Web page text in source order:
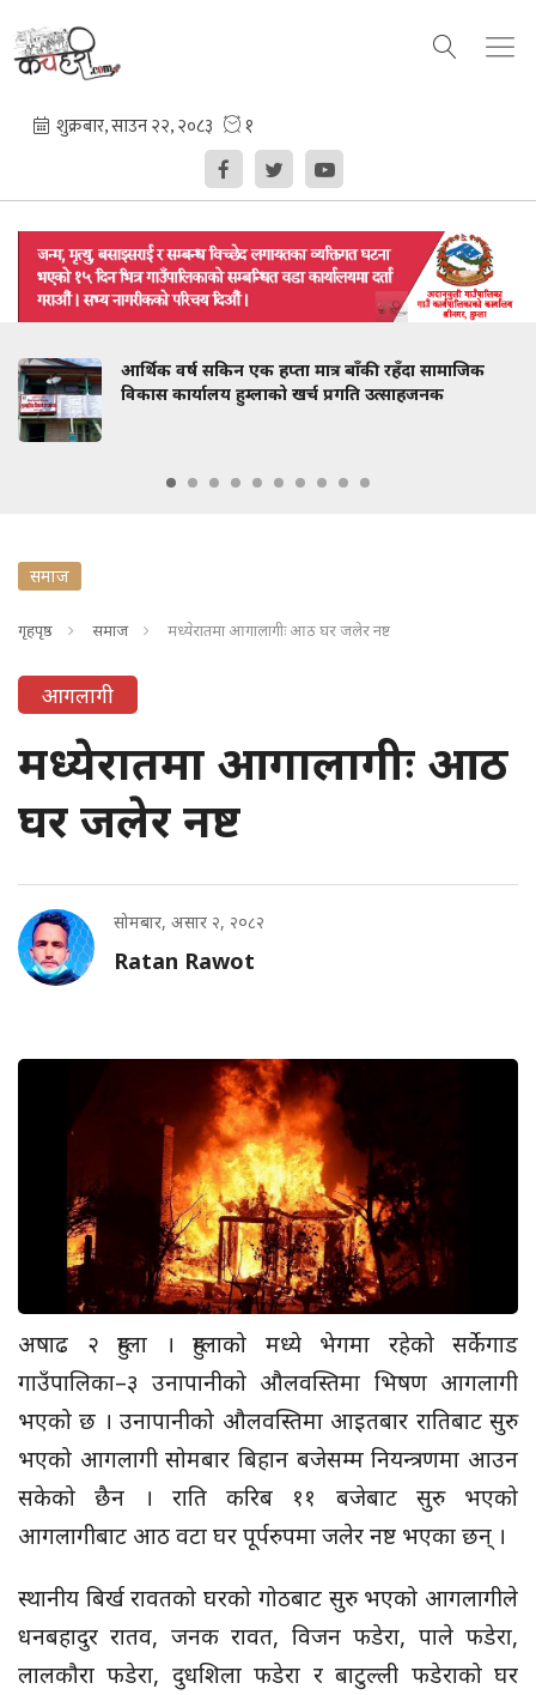
आर्थिक वर्ष सकिन एक हप्ता मात्र बाँकी रहँदा सामाजिक
विकास कार्यालय हुम्लाको खर्च प्रगति उत्साहजनक
समाज
गृहपृष्ठ समाज मध्येरातमा आगालागीः आठ घर जलेर नष्ट
आगलागी
मध्येरातमा आगालागीः आठ
घर जलेर नष्ट
सोमबार, असार २, २०८२
Ratan Rawot
अषाढ २ हुम्ला । हुम्लाको मध्ये भेगमा रहेको सर्केगाड
गाउँपालिका–३ उनापानीको औलवस्तिमा भिषण आगलागी
भएको छ । उनापानीको औलवस्तिमा आइतबार रातिबाट सुरु
भएको आगलागी सोमबार बिहान बजेसम्म नियन्त्रणमा आउन
सकेको छैन । राति करिब ११ बजेबाट सुरु भएको
आगलागीबाट आठ वटा घर पूर्परुपमा जलेर नष्ट भएका छन् ।
स्थानीय बिर्ख रावतको घरको गोठबाट सुरु भएको आगलागीले
धनबहादुर रातव, जनक रावत, विजन फडेरा, पाले फडेरा,
लालकौरा फडेरा, दुधशिला फडेरा र बाटुल्ली फडेराको घर